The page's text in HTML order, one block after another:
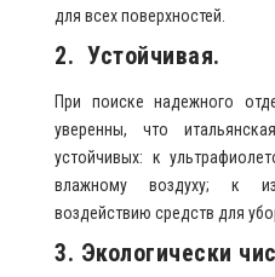
для всех поверхностей.
2. Устойчивая.
При поиске надежного
уверенны, что
устойчивых: к
влажному воздуху; к
воздействию средств для
3. Экологически